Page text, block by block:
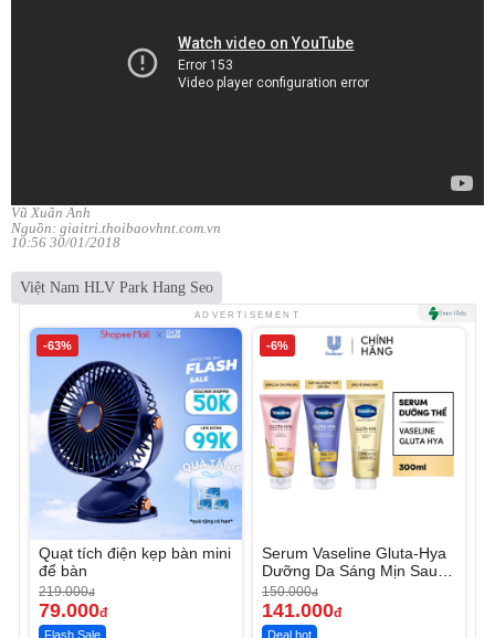
Vũ Xuân Anh
Nguồn: giaitri.thoibaovhnt.com.vn
10:56 30/01/2018
Việt Nam HLV Park Hang Seo
ADVERTISEMENT
-63%
Quạt tích điện kẹp bàn mini
để bàn
219.000đ
79.000đ
Flash Sale
-6%
Serum Vaseline Gluta-Hya
Dưỡng Da Sáng Mịn Sau 7
Ngày
150.000đ
141.000đ
Deal hot